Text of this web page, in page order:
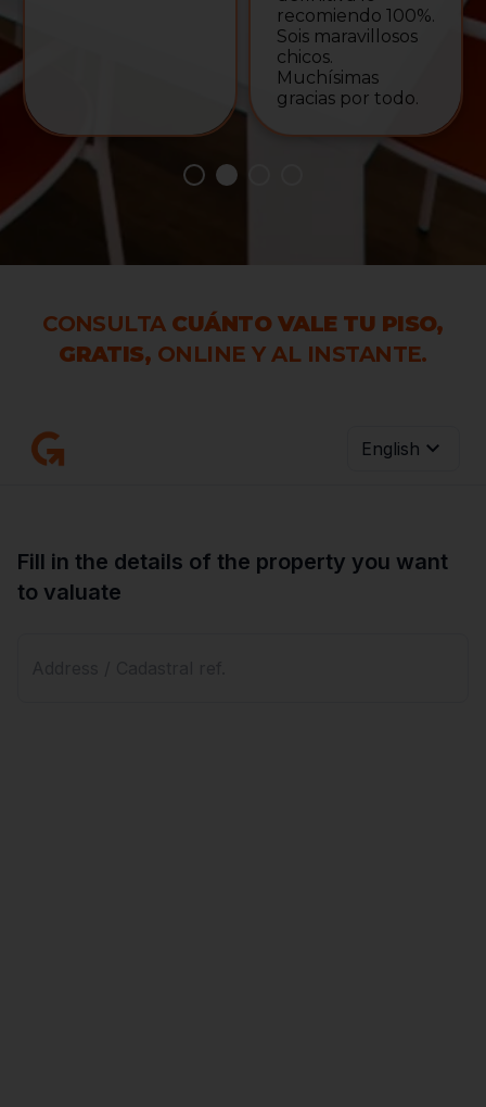
recomiendo 100%.
Sois maravillosos
chicos.
Muchísimas
gracias por todo.
CONSULTA CUÁNTO VALE TU PISO,
GRATIS, ONLINE Y AL INSTANTE.